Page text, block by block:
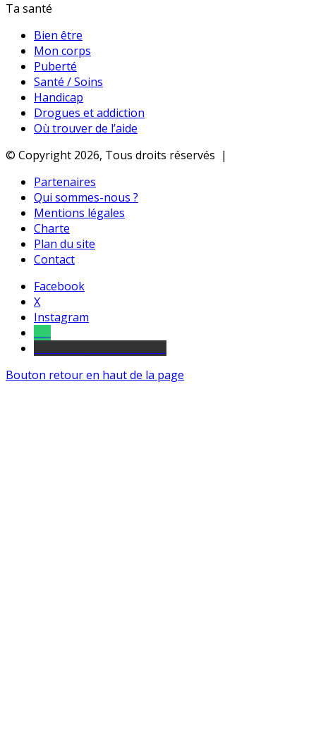
Ta santé
Bien être
Mon corps
Puberté
Santé / Soins
Handicap
Drogues et addiction
Où trouver de l’aide
© Copyright 2026, Tous droits réservés |
Partenaires
Qui sommes-nous ?
Mentions légales
Charte
Plan du site
Contact
Facebook
X
Instagram
Bouton retour en haut de la page